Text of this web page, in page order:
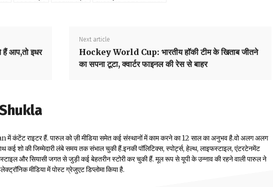
हैं आप,तो इधर
Next article
Hockey World Cup: भारतीय हॉकी टीम के खिताब जीतने
का सपना टूटा, क्वार्टर फाइनल की रेस से बाहर
में कंटेंट राइटर हैं. पारुल को ज़ी मीडिया समेत कई संस्थानों में काम करने का 12 साल का अनुभव है.वो अलग अलग
कई शो की जिम्मेदारी लंबे समय तक संभाल चुकी हैं.इनकी पॉलिटिक्स, स्पोर्ट्स, हेल्थ, लाइफस्टाइल, एंटरटेनमेंट
और सियासी जगत से जुड़ी कई बेहतरीन स्टोरी कर चुकी हैं. मूल रूप से यूपी के उन्नाव की रहने वाली पारुल ने
मीडिया में पोस्ट ग्रेजुएट डिप्लोमा किया है.